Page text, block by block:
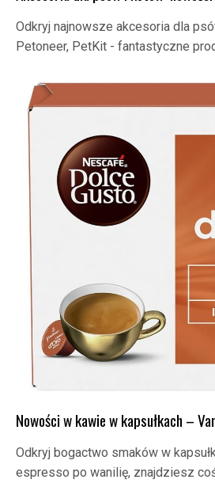
Odkryj najnowsze akcesoria dla
Petoneer, PetKit - fantastyczne
Nowości w kawie w kapsułkach –
Odkryj bogactwo smaków w
espresso po wanilię, znajdziesz